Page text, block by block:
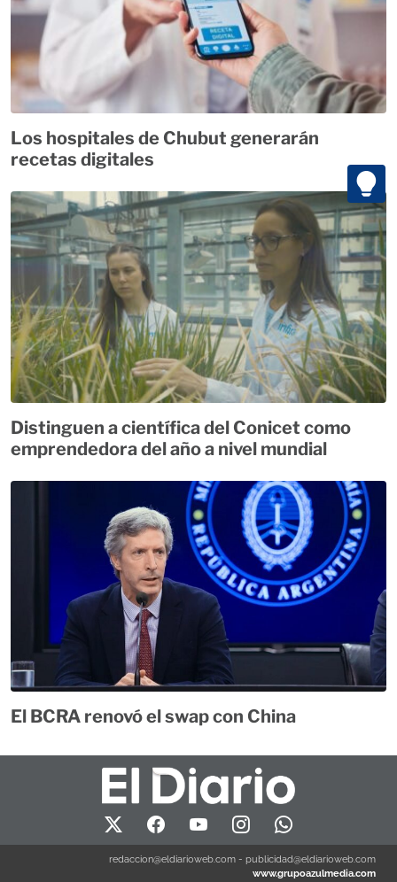
Los hospitales de Chubut generarán
recetas digitales
Distinguen a científica del Conicet como
emprendedora del año a nivel mundial
El BCRA renovó el swap con China
redaccion@eldiarioweb.com - publicidad@eldiarioweb.com
www.grupoazulmedia.com